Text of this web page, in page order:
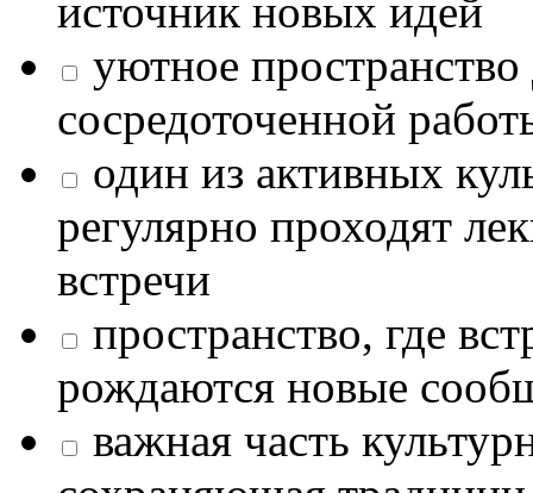
источник новых идей
уютное
сосредоточенной
один из активных
регулярно проходят
встречи
пространство, где
рождаются новые
важная часть